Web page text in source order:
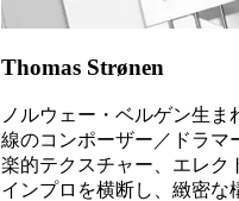
Thomas Strønen
ノルウェー・ベルゲン生
線のコンポーザー／ドラマ
楽的テクスチャー、エレク
インプロを横断し、緻密な